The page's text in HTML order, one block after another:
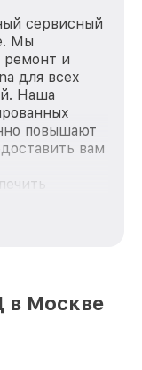
сервисный
Мы
ремонт и
для всех
Наша
повышают
вам
для
Fortuna, вне
в городе
в Москве